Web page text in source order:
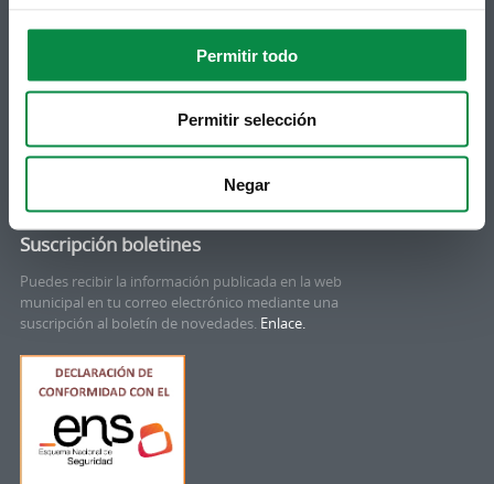
Permitir todo
Permitir selección
Negar
Bertamiráns (Ames)
Suscripción boletines
Puedes recibir la información publicada en la web
municipal en tu correo electrónico mediante una
suscripción al boletín de novedades. Enlace.